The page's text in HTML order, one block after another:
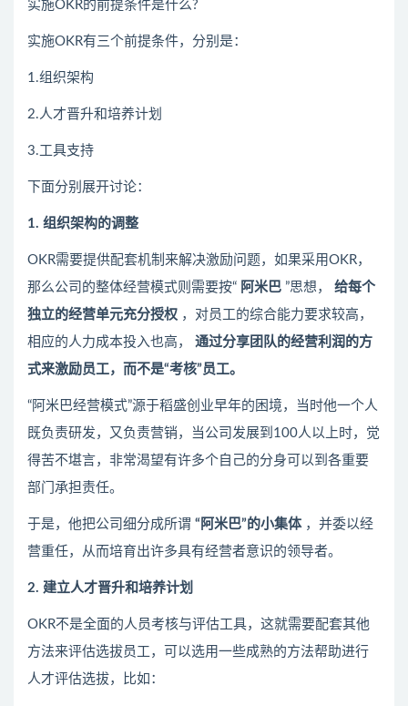
实施OKR的前提条件是什么?
实施OKR有三个前提条件，分别是：
1.组织架构
2.人才晋升和培养计划
3.工具支持
下面分别展开讨论：
1. 组织架构的调整
OKR需要提供配套机制来解决激励问题，如果采用OKR，
那么公司的整体经营模式则需要按“ 阿米巴 ”思想，
给每个
独立的经营单元充分授权 ，对员工的综合能力要求较高，
相应的人力成本投入也高，
通过分享团队的经营利润的方
式来激励员工，而不是“考核”员工。
“阿米巴经营模式”源于稻盛创业早年的困境，当时他一个人
既负责研发，又负责营销，当公司发展到100人以上时，觉
得苦不堪言，非常渴望有许多个自己的分身可以到各重要
部门承担责任。
于是，他把公司细分成所谓 “阿米巴”的小集体 ，并委以经
营重任，从而培育出许多具有经营者意识的领导者。
2. 建立人才晋升和培养计划
OKR不是全面的人员考核与评估工具，这就需要配套其他
方法来评估选拔员工，可以选用一些成熟的方法帮助进行
人才评估选拔，比如：